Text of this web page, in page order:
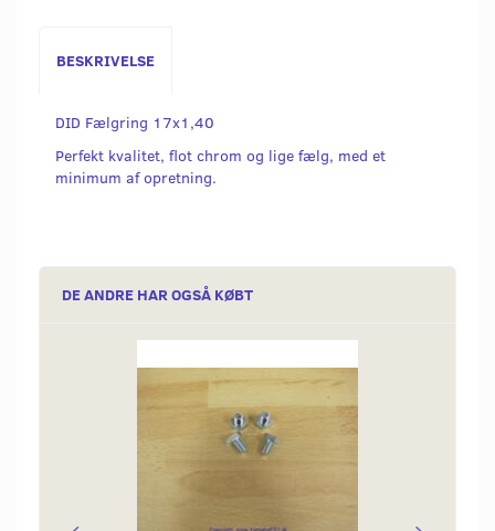
BESKRIVELSE
DID Fælgring 17x1,40
Perfekt kvalitet, flot chrom og lige fælg, med et
minimum af opretning.
DE ANDRE HAR OGSÅ KØBT